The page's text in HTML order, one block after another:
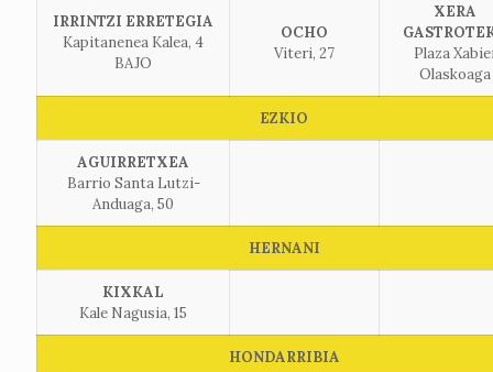
IRRINTZI ERRETEGIA
Kapitanenea Kalea, 4
BAJO
OCHO
Viteri, 27
XERA
Plaza
Olaskoaga
EZKIO
AGUIRRETXEA
Barrio Santa Lutzi-
Anduaga, 50
HERNANI
KIXKAL
Kale Nagusia, 15
HONDARRIBIA